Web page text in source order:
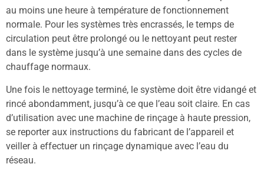
au moins une heure à température de fonctionnement
normale. Pour les systèmes très encrassés, le temps de
circulation peut être prolongé ou le nettoyant peut rester
dans le système jusqu’à une semaine dans des cycles de
chauffage normaux.
Une fois le nettoyage terminé, le système doit être vidangé et
rincé abondamment, jusqu’à ce que l’eau soit claire. En cas
d’utilisation avec une machine de rinçage à haute pression,
se reporter aux instructions du fabricant de l’appareil et
veiller à effectuer un rinçage dynamique avec l’eau du
réseau.